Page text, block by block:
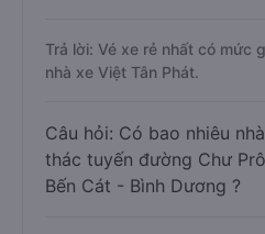
Trả lời: Vé xe rẻ nhất có mức
nhà xe Việt Tân Phát.
Câu hỏi: Có bao nhiêu
thác tuyến đường Chư
Bến Cát - Bình Dương ?